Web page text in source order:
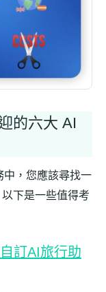
的六大 AI
中，您應該尋找一
下是一些值得考
訂AI旅行助